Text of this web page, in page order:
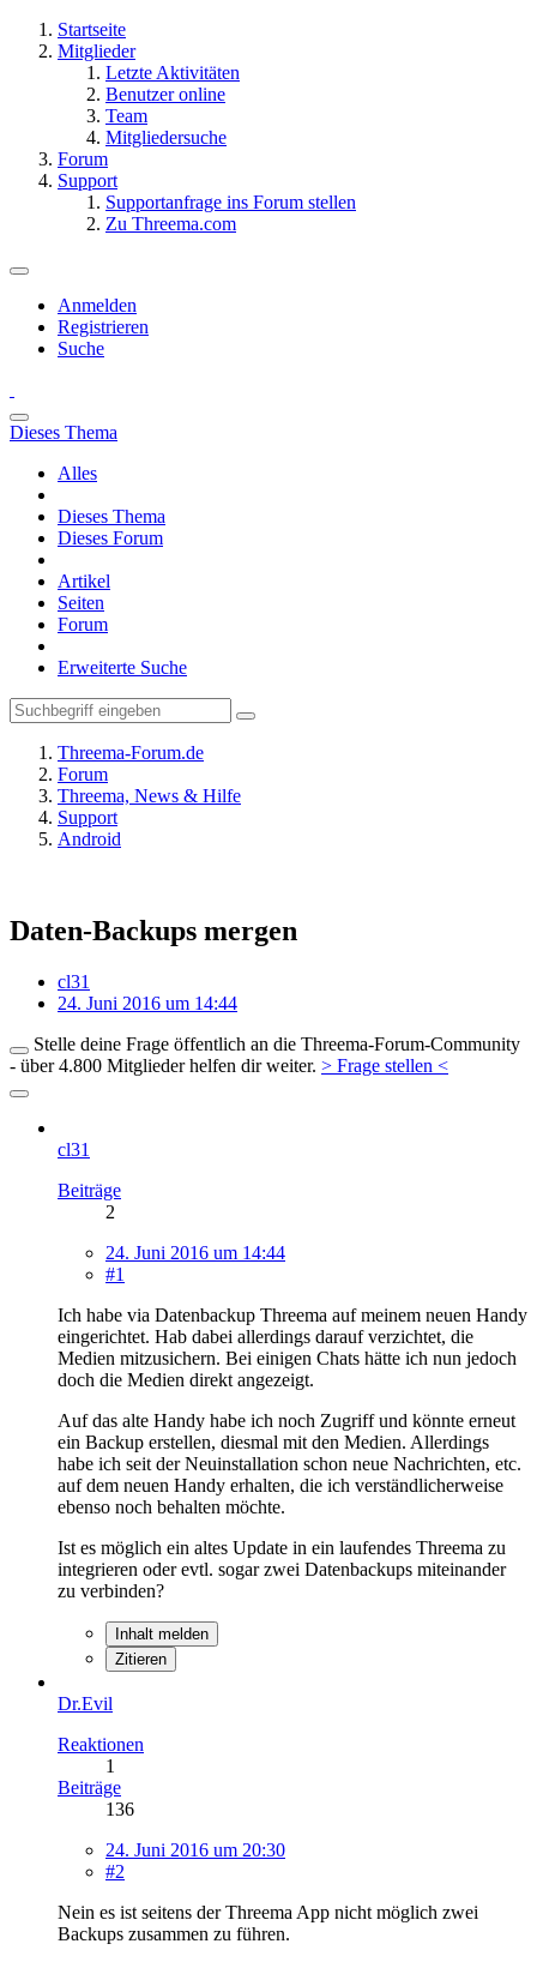
Startseite
Mitglieder
Letzte Aktivitäten
Benutzer online
Team
Mitgliedersuche
Forum
Support
Supportanfrage ins Forum stellen
Zu Threema.com
Anmelden
Registrieren
Suche
Dieses Thema
Alles
Dieses Thema
Dieses Forum
Artikel
Seiten
Forum
Erweiterte Suche
Threema-Forum.de
Forum
Threema, News & Hilfe
Support
Android
Daten-Backups mergen
cl31
24. Juni 2016 um 14:44
Stelle deine Frage öffentlich an die Threema-Forum-Community
- über 4.800 Mitglieder helfen dir weiter. > Frage stellen <
cl31
Beiträge
2
24. Juni 2016 um 14:44
#1
Ich habe via Datenbackup Threema auf meinem neuen Handy
eingerichtet. Hab dabei allerdings darauf verzichtet, die
Medien mitzusichern. Bei einigen Chats hätte ich nun jedoch
doch die Medien direkt angezeigt.
Auf das alte Handy habe ich noch Zugriff und könnte erneut
ein Backup erstellen, diesmal mit den Medien. Allerdings
habe ich seit der Neuinstallation schon neue Nachrichten, etc.
auf dem neuen Handy erhalten, die ich verständlicherweise
ebenso noch behalten möchte.
Ist es möglich ein altes Update in ein laufendes Threema zu
integrieren oder evtl. sogar zwei Datenbackups miteinander
zu verbinden?
Inhalt melden
Zitieren
Dr.Evil
Reaktionen
1
Beiträge
136
24. Juni 2016 um 20:30
#2
Nein es ist seitens der Threema App nicht möglich zwei
Backups zusammen zu führen.